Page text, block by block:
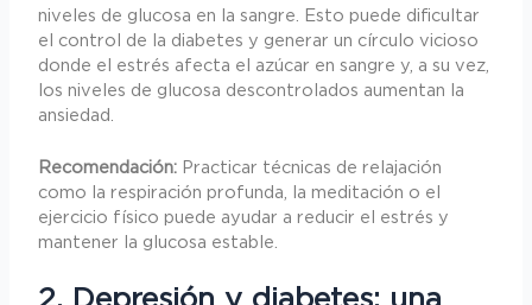
niveles de glucosa en la sangre. Esto puede dificultar
el control de la diabetes y generar un círculo vicioso
donde el estrés afecta el azúcar en sangre y, a su vez,
los niveles de glucosa descontrolados aumentan la
ansiedad.
Recomendación: Practicar técnicas de relajación
como la respiración profunda, la meditación o el
ejercicio físico puede ayudar a reducir el estrés y
mantener la glucosa estable.